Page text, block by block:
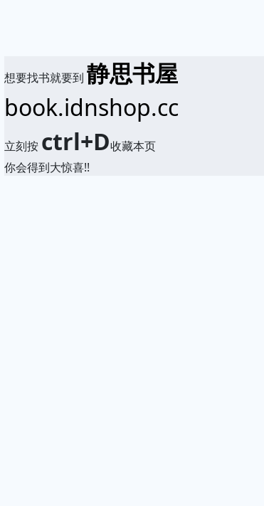
想要找书就要到静思书屋
book.idnshop.cc
立刻按 ctrl+D收藏本页
你会得到大惊喜!!